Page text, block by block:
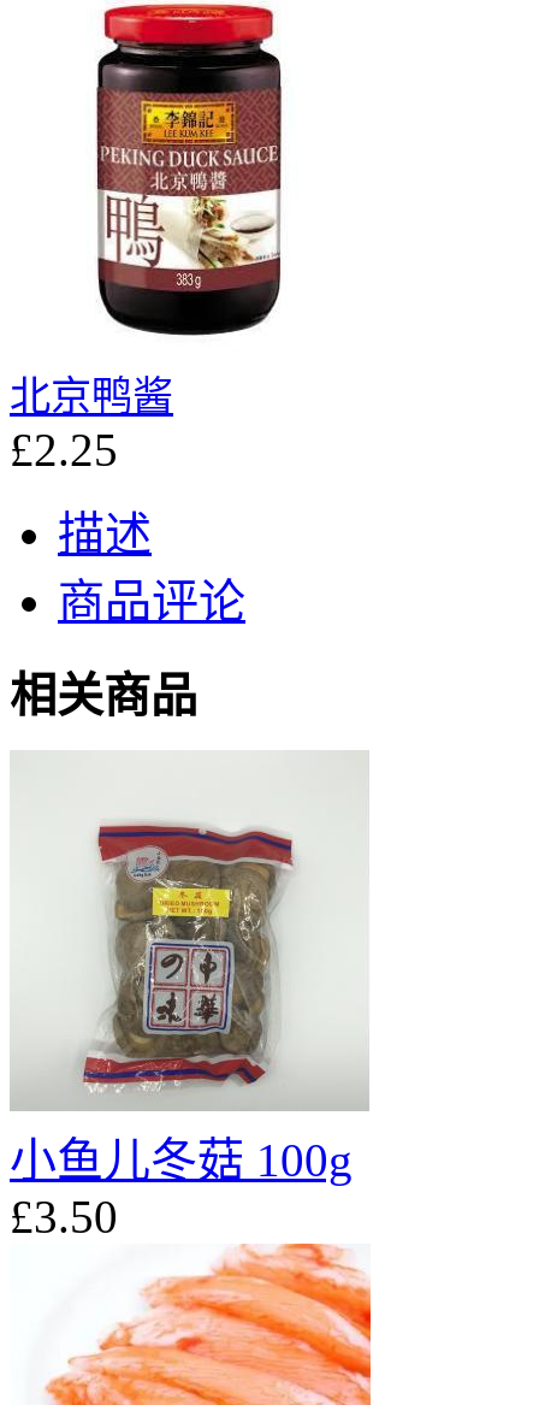
北京鸭酱
£2.25
描述
商品评论
相关商品
小鱼儿冬菇 100g
£3.50